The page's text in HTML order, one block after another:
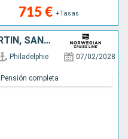
715 € +Tasas
ESTADOS UNIDOS, SAN MARTÍN, SANTA LUCIA, ANTIGUA Y BARBUDA, PORTO RICO, REPÚBLICA DOMINICANA
Philadelphie 07/02/2028
Pensión completa